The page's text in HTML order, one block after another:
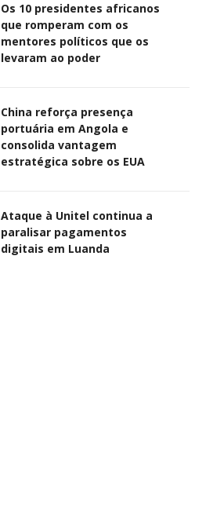
Os 10 presidentes africanos
que romperam com os
mentores políticos que os
levaram ao poder
China reforça presença
portuária em Angola e
consolida vantagem
estratégica sobre os EUA
Ataque à Unitel continua a
paralisar pagamentos
digitais em Luanda